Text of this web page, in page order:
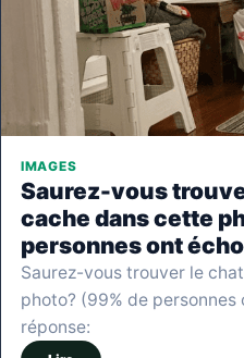
IMAGES
Saurez-vous
cache dans cette
personnes ont
Saurez-vous trouver le
photo? (99% de personnes
réponse: